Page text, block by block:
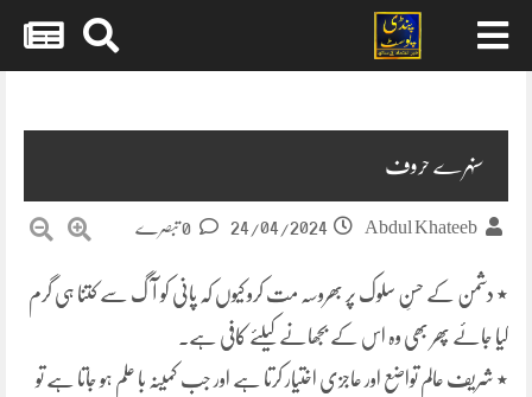
سنہرے حروف
Abdul Khateeb
24/04/2024
٭ دشمن کے حسنِ سلوک پر بھروسہ مت کرو کیوں کہ پانی کو آگ سے کتنا ہی گرم
کیا جائے پھر بھی وہ اس کے بجھانے کیلئے کافی ہے۔
٭ شریف عالم تواضع اور عاجزی اختیار کرتا ہے اور جب کمینہ با علم ہو جاتا ہے تو